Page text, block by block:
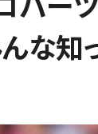
な知